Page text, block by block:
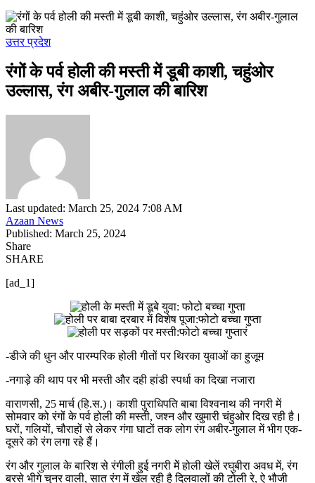
उत्तर प्रदेश
रंगों के पर्व होली की मस्ती में डूबी काशी, चहुंओर
उल्लास, रंग अबीर-गुलाल की बारिश
Last updated: March 25, 2024 7:08 AM
Azaan News
Published: March 25, 2024
Share
SHARE
[ad_1]
-डीजे की धुन और पारम्परिक होली गीतों पर थिरका युवाओं का हुजूम
-नगाड़े की थाप पर भी मस्ती और दही हांडी स्पर्धा का दिखा नजारा
वाराणसी, 25 मार्च (हि.स.)। काशी पुराधिपति बाबा विश्वनाथ की नगरी में
सोमवार को रंगों के पर्व होली की मस्ती, जश्न और खुमारी चंहुओर दिख रही है।
घरों, गलियों, चौराहों से लेकर गंगा घाटों तक लोग रंग अबीर-गुलाल में भीग एक-
दूसरे को रंग लगा रहे हैं।
रंग और गुलाल के बारिश से रंगीली हुई नगरी मेें होली खेलें रघुबीरा अवध में, रंग
बरसे भीगे चुनर वाली, सात रंग में खेल रही है दिलवालों की टोली रे, ऐ भौजी